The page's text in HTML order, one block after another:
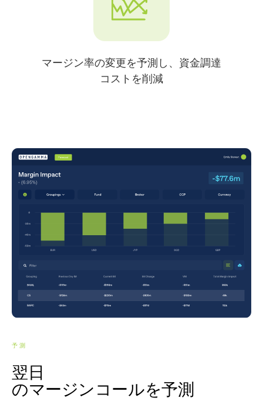
マージン率の変更を予測し 、資金調達
コストを削減
予測
翌日
のマージンコールを予測